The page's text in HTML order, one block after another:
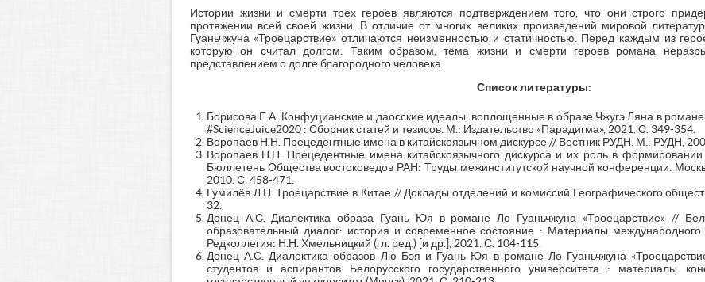
Истории жизни и смерти трёх героев являются подтверждением того, что они строго
протяжении всей своей жизни. В отличие от многих великих произведений мировой
Гуаньчжуна «Троецарствие» отличаются неизменностью и статичностью. Перед каждым из
которую он считал долгом. Таким образом, тема жизни и смерти героев романа
представлением о долге благородного человека.
Список литературы:
Борисова Е.А. Конфуцианские и даосские идеалы, воплощенные в образе Чжугэ Ляна в
#ScienceJuice2020 : Сборник статей и тезисов. М.: Издательство «Парадигма», 2021. С. 349-354.
Воропаев Н.Н. Прецедентные имена в китайскоязычном дискурсе // Вестник РУДН. М.: РУДН,
Воропаев Н.Н. Прецедентные имена китайскоязычного дискурса и их роль в
Бюллетень Общества востоковедов РАН: Труды межинститутской научной конференции.
2010. С. 458-471.
Гумилёв Л.Н. Троецарствие в Китае // Доклады отделений и комиссий Географического
32.
Донец А.С. Диалектика образа Гуань Юя в романе Ло Гуаньчжуна «Троецарствие» //
образовательный диалог: история и современное состояние : Материалы международного
Редколлегия: Н.Н. Хмельницкий (гл. ред.) [и др.], 2021. С. 104-115.
Донец А.С. Диалектика образов Лю Бэя и Гуань Юя в романе Ло Гуаньчжуна
студентов и аспирантов Белорусского государственного университета : материалы